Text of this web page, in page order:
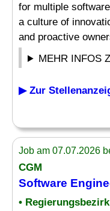
for multiple
a culture of
and proactive
MEHR INFOS
▶ Zur
Job am 07.07.2026
CGM
Software
•